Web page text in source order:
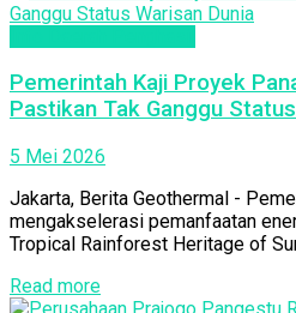
Pemerintah Kaji Proyek
Pastikan Tak Ganggu
5 Mei 2026
Jakarta, Berita Geothermal -
mengakselerasi pemanfaatan
Tropical Rainforest Heritage of
Read more